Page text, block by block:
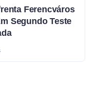
Ferencváros
Segundo Teste